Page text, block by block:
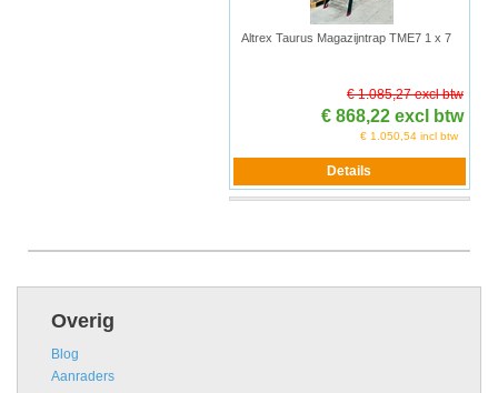
Altrex Taurus Magazijntrap TME7 1 x 7
€ 1.085,27 excl btw
€ 868,22 excl btw
€ 1.050,54 incl btw
Overig
Blog
Aanraders